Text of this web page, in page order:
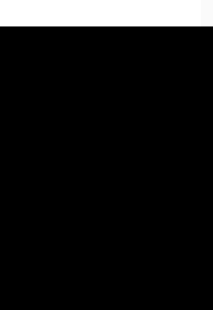
Новости и Отчеты